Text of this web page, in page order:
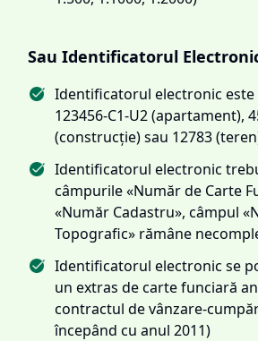
Sau Identificatorul
Identificatorul electronic
123456-C1-U2 (apartament),
(construcție) sau 12783
Identificatorul electronic
câmpurile «Număr de Carte
«Număr Cadastru», câmpul
Topografic» rămâne
Identificatorul electronic se
un extras de carte funciară
contractul de vânzare-
începând cu anul 2011)